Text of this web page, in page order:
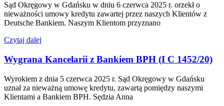
Sąd Okręgowy w Gdańsku w dniu 6 czerwca 2025 r. orzekł o
nieważności umowy kredytu zawartej przez naszych Klientów z
Deutsche Bankiem. Naszym Klientom przyznano
Czytaj dalej
Wygrana Kancelarii z Bankiem BPH (I C 1452/20)
Wyrokiem z dnia 5 czerwca 2025 r. Sąd Okręgowy w Gdańsku
uznał za nieważną umowę kredytu, zawartą pomiędzy naszymi
Klientami a Bankiem BPH. Sędzia Anna